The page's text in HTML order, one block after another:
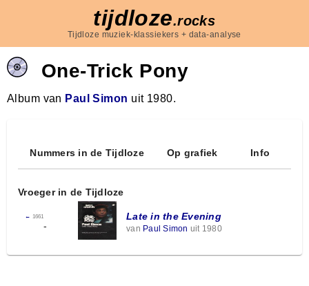
tijdloze.rocks
Tijdloze muziek-klassiekers + data-analyse
One-Trick Pony
Album van Paul Simon uit 1980.
Nummers in de Tijdloze Op grafiek Info
Vroeger in de Tijdloze
← 1661
-
Late in the Evening
van Paul Simon uit 1980